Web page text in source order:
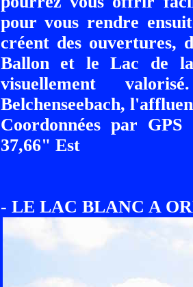
pour vous rendre
créent des ouvertures,
Ballon et le Lac de
visuellement
Belchenseebach,
Coordonnées par
37,66" Est
- LE LAC BLANC A